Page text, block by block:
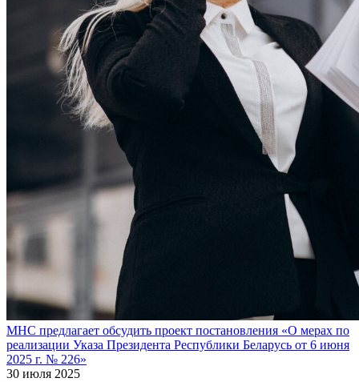
МНС предлагает обсудить проект постановления «О мерах по
реализации Указа Президента Республики Беларусь от 6 июня
2025 г. № 226»
30 июля 2025